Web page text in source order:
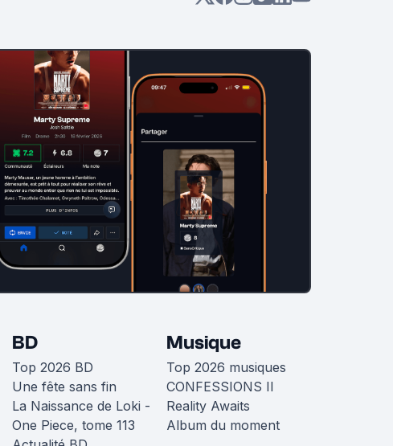
BD
Top 2026 BD
Une fête sans fin
La Naissance de Loki -
One Piece, tome 113
Musique
Top 2026 musiques
CONFESSIONS II
Reality Awaits
Album du moment